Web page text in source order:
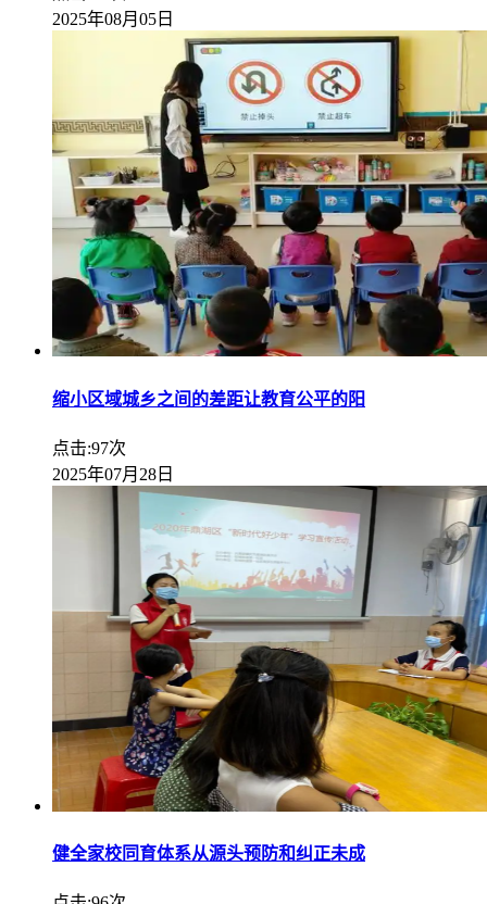
2025年08月05日
缩小区域城乡之间的差距让教育公平的阳
点击:97次
2025年07月28日
健全家校同育体系从源头预防和纠正未成